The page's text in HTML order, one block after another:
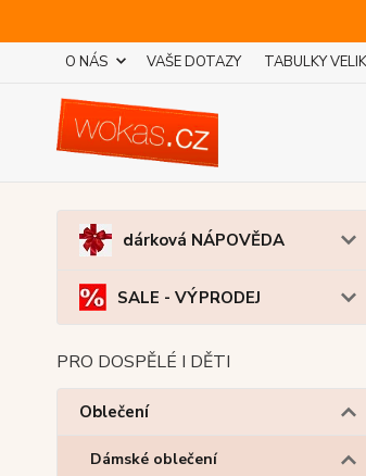
O NÁS VAŠE DOTAZY TABULKY
dárková NÁPOVĚDA
SALE - VÝPRODEJ
PRO DOSPĚLÉ I DĚTI
Oblečení
Dámské oblečení